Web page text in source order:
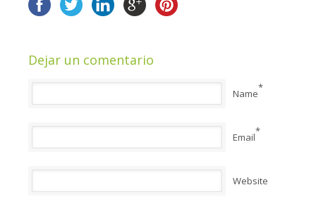
Dejar un comentario
Name*
Email*
Website